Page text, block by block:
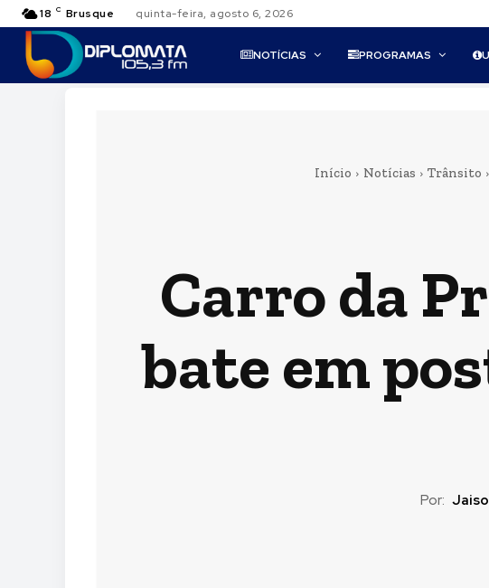
18 C Brusque quinta-feira, agosto 6, 2026
NOTÍCIAS PROGRAMAS
Início Notícias Trânsito
Carro da
bate em
Por: